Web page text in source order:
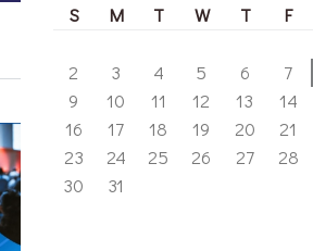
S M T W T F
2
3 4 5 6 7
9
10 11 12 13 14
16
17 18 19 20 21
23
24 25 26 27 28
30
31